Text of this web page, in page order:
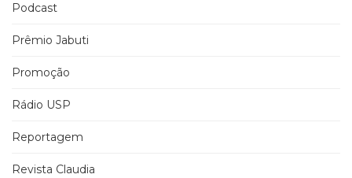
Podcast
Prêmio Jabuti
Promoção
Rádio USP
Reportagem
Revista Claudia